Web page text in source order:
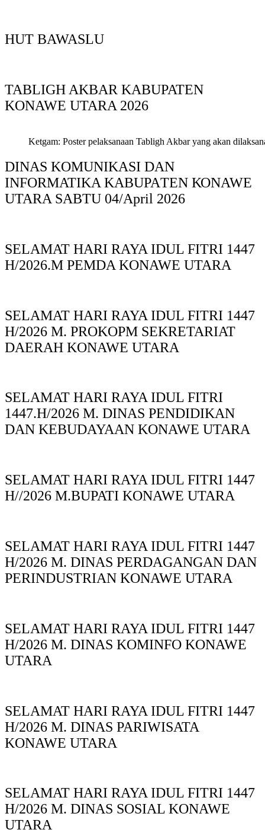
HUT BAWASLU
TABLIGH AKBAR KABUPATEN
KONAWE UTARA 2026
Ketgam: Poster pelaksanaan Tabligh Akbar yang akan
DINAS KOMUNIKASI DAN
INFORMATIKA KABUPAΤΕΝ ΚΟNAWE
UTARA SABTU 04/April 2026
SELAMAT HARI RAYA IDUL FITRI 1447
H/2026.M PEMDA KONAWE UTARA
SELAMAT HARI RAYA IDUL FITRI 1447
H/2026 M. PROKOPM SEKRETARIAT
DAERAH KONAWE UTARA
SELAMAT HARI RAYA IDUL FITRI
1447.H/2026 M. DINAS PENDIDIKAN
DAN KEBUDAYAAN KONAWE UTARA
SELAMAT HARI RAYA IDUL FITRI 1447
H//2026 M.BUPATI KONAWE UTARA
SELAMAT HARI RAYA IDUL FITRI 1447
H/2026 M. DINAS PERDAGANGAN DAN
PERINDUSTRIAN KONAWE UTARA
SELAMAT HARI RAYA IDUL FITRI 1447
H/2026 M. DINAS KOMINFO KONAWE
UTARA
SELAMAT HARI RAYA IDUL FITRI 1447
H/2026 M. DINAS PARIWISATA
KONAWE UTARA
SELAMAT HARI RAYA IDUL FITRI 1447
H/2026 M. DINAS SOSIAL KONAWE
UTARA